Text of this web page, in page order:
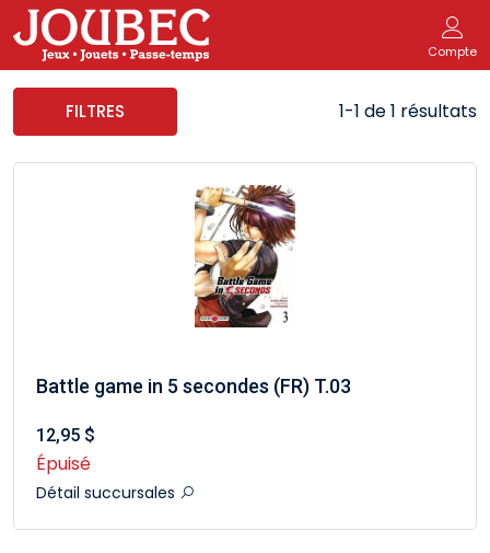
Compte
FILTRES 1-1 de 1 résultats
Battle game in 5 secondes (FR) T.03
12,95 $
Épuisé
Détail succursales